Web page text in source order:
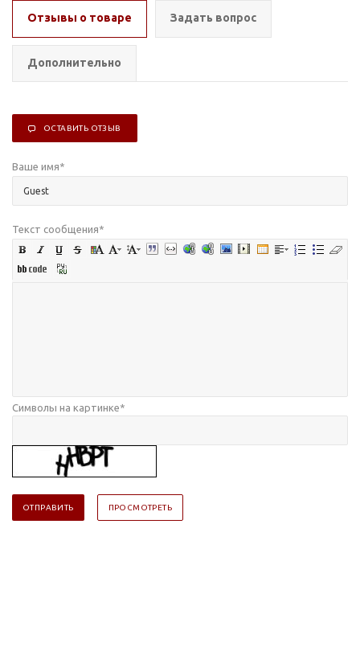
Отзывы о товаре Задать вопрос
Дополнительно
ОСТАВИТЬ ОТЗЫВ
Ваше имя*
Текст сообщения*
Символы на картинке*